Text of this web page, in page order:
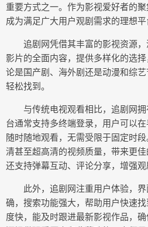
重要方式之一。作为影视爱好者的聚
成为满足广大用户观剧需求的理想平
追剧网凭借其丰富的影视资源
影片的全面内容，提供多样化的选
论是国产剧、海外剧还是动漫和综
轻松找到。
与传统电视观看相比，追剧网
台通常支持多终端登录，用户可以
随时随地观看，无需受限于固定时
清甚至超高清的视频质量，带来更
还支持弹幕互动、评论分享，增强观
此外，追剧网注重用户体验，
确，搜索功能强大，帮助用户快速
度快，能及时跟进最新影视作品，